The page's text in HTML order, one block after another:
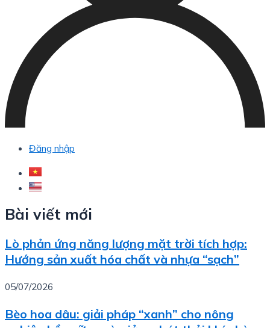
Đăng nhập
Bài viết mới
Lò phản ứng năng lượng mặt trời tích hợp:
Hướng sản xuất hóa chất và nhựa “sạch”
05/07/2026
Bèo hoa dâu: giải pháp “xanh” cho nông